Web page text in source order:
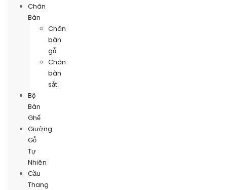
Chân
Bàn
Chân
bàn
gỗ
Chân
bàn
sắt
Bộ
Bàn
Ghế
Giường
Gỗ
Tự
Nhiên
Cầu
Thang